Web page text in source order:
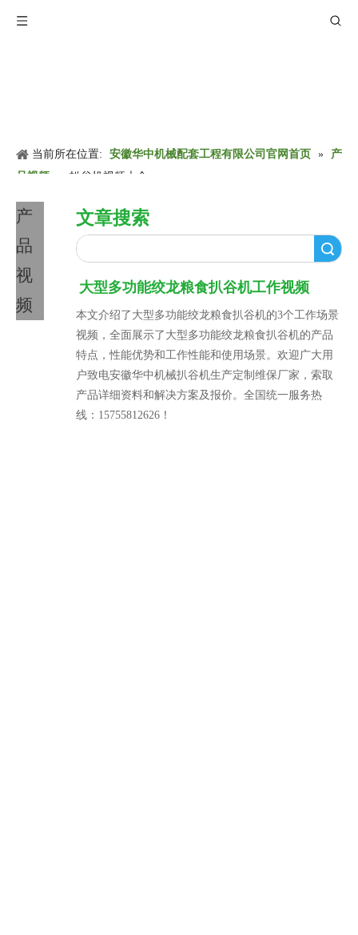
当前所在位置: 安徽华中机械配套工程有限公司官网首页 »
产
品视频
扒谷机视频大全
产
品
视
频
文章搜索
大型多功能绞龙粮食扒谷机工作视频
本文介绍了大型多功能绞龙粮食扒谷机的3个工作场景
视频，全面展示了大型多功能绞龙粮食扒谷机的产品
特点，性能优势和工作性能和使用场景。欢迎广大用
户致电安徽华中机械扒谷机生产定制维保厂家，索取
产品详细资料和解决方案及报价。全国统一服务热
线：15755812626！